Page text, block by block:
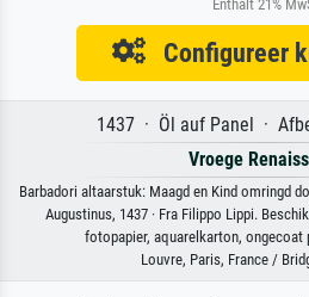
Enthält 21%
Configureer
1437 · Öl auf Panel ·
Vroege
Barbadori altaarstuk: Maagd en Kind omringd
Augustinus, 1437 · Fra Filippo Lippi.
fotopapier, aquarelkarton, ongecoat
Louvre, Paris, France /